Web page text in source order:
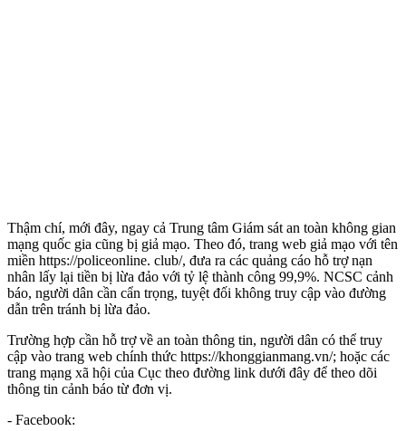
Thậm chí, mới đây, ngay cả Trung tâm Giám sát an toàn không gian
mạng quốc gia cũng bị giả mạo. Theo đó, trang web giả mạo với tên
miền https://policeonline. club/, đưa ra các quảng cáo hỗ trợ nạn
nhân lấy lại tiền bị lừa đảo với tỷ lệ thành công 99,9%. NCSC cảnh
báo, người dân cần cẩn trọng, tuyệt đối không truy cập vào đường
dẫn trên tránh bị lừa đảo.
Trường hợp cần hỗ trợ về an toàn thông tin, người dân có thể truy
cập vào trang web chính thức https://khonggianmang.vn/; hoặc các
trang mạng xã hội của Cục theo đường link dưới đây để theo dõi
thông tin cảnh báo từ đơn vị.
- Facebook: